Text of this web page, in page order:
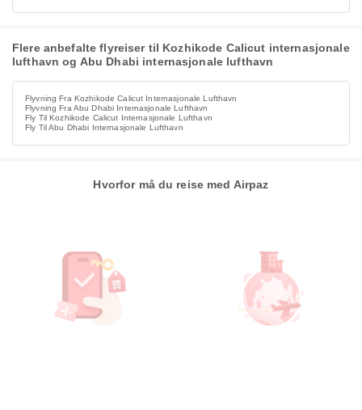
Flere anbefalte flyreiser til Kozhikode Calicut internasjonale
lufthavn og Abu Dhabi internasjonale lufthavn
Flyvning Fra Kozhikode Calicut Internasjonale Lufthavn
Flyvning Fra Abu Dhabi Internasjonale Lufthavn
Fly Til Kozhikode Calicut Internasjonale Lufthavn
Fly Til Abu Dhabi Internasjonale Lufthavn
Hvorfor må du reise med Airpaz